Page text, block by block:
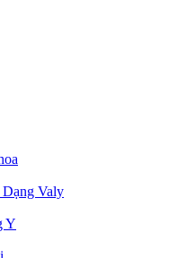
Dạng Valy
Y